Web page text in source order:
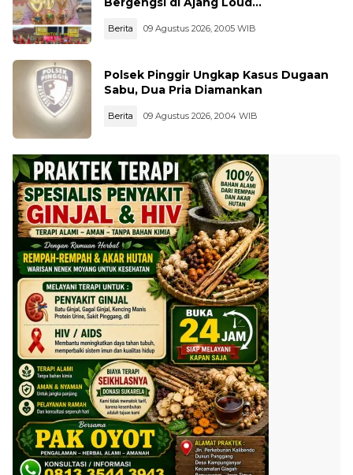
Berita 09 Agustus 2026, 20:05 WIB
Polsek Pinggir Ungkap Kasus Dugaan
Sabu, Dua Pria Diamankan
Berita 09 Agustus 2026, 20:04 WIB